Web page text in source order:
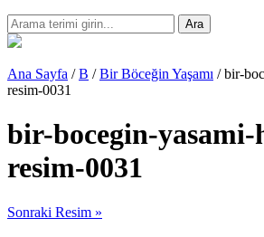
Ara
Ana Sayfa /B /Bir Böceğin Yaşamı / bir-
resim-0031
bir-bocegin-
resim-0031
Sonraki Resim »